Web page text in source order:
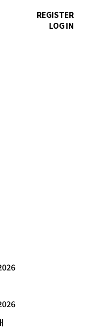
REGISTER
LOG IN